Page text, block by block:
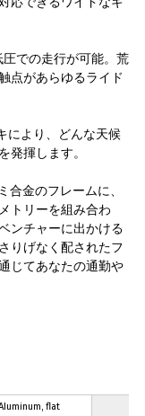
圧での走行が可能。荒
点があらゆるライド
により、どんな天候
発揮します。
合金のフレームに、
トリーを組み合わ
ンチャーに出かける
りげなく配されたフ
じてあなたの通勤や
flat